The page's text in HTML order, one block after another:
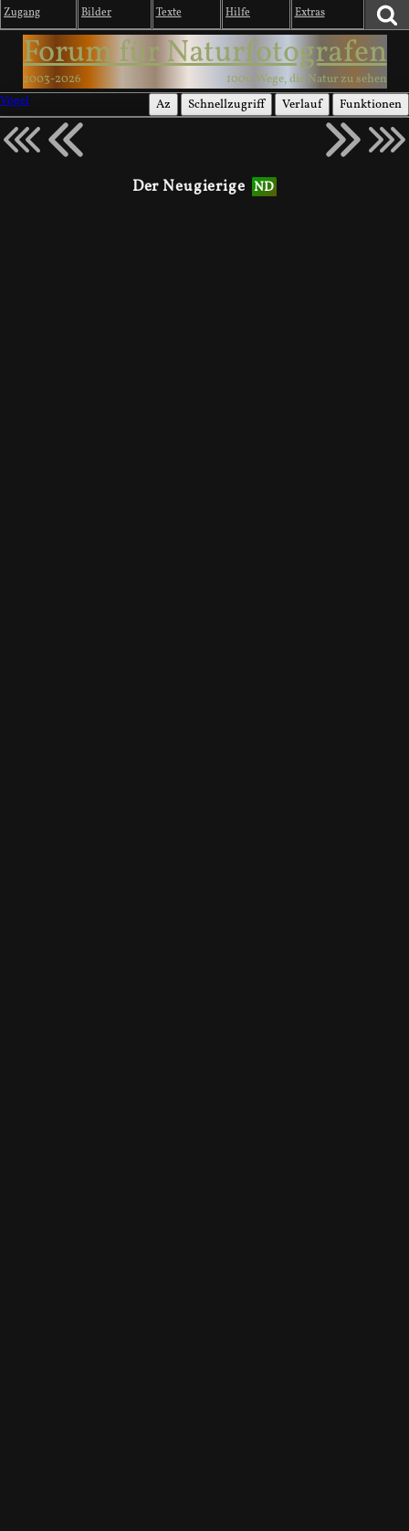
Zugang Bilder Texte Hilfe Extras
Forum für Naturfotografen
2003-2026
1000 Wege, die Natur zu sehen
Vögel
Az Schnellzugriff Verlauf Funktionen
Der Neugierige